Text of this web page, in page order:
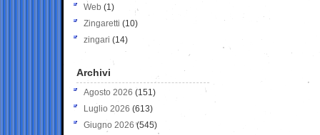
Web (1)
Zingaretti (10)
zingari (14)
Archivi
Agosto 2026 (151)
Luglio 2026 (613)
Giugno 2026 (545)